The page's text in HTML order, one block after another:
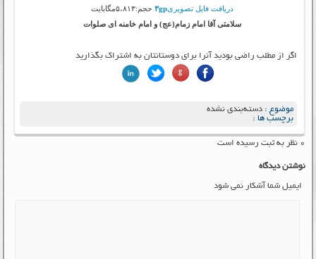
دریافت فایل تصویری۳gpحجم:۵،۸۱۳مگابایت
سلامتی آقا امام زمام(عج) و امام خامنه ای صلوات
اگر از مطلب راضی بودید آنرا برای دوستانتان به اشتراک بگذارید
موضوع :دسته‌بندی نشده
برچسب ها :
۰ نظر به ثبت رسیده است
نوشتن دیدگاه
ایمیل شما آشکار نمی شود